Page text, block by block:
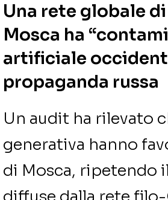
Una rete globale
Mosca ha
artificiale
propaganda russa
Un audit ha rilevato
generativa hanno
di Mosca, ripetendo